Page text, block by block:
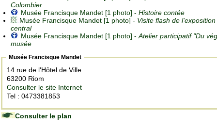
Colombier
Musée Francisque Mandet [1 photo] - Histoire contée
Musée Francisque Mandet [1 photo] - Visite flash de
central
Musée Francisque Mandet [1 photo] - Atelier participatif "Du
musée
Musée Francisque Mandet
14 rue de l'Hôtel de Ville
63200 Riom
Consulter le site Internet
Tel : 0473381853
Consulter le plan